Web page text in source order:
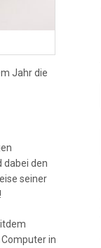
Jahr die
dabei den
seiner
in